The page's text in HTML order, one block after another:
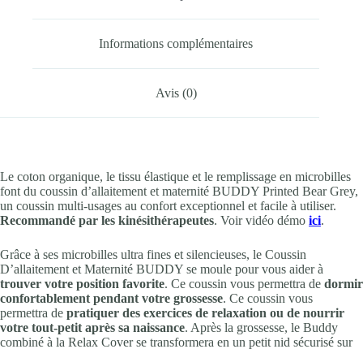
Informations complémentaires
Avis (0)
Le coton organique, le tissu élastique et le remplissage en microbilles
font du coussin d’allaitement et maternité BUDDY Printed Bear Grey,
un coussin multi-usages au confort exceptionnel et facile à utiliser.
Recommandé par les kinésithérapeutes. Voir vidéo démo ici.
Grâce à ses microbilles ultra fines et silencieuses, le Coussin
D’allaitement et Maternité BUDDY se moule pour vous aider à
trouver votre position favorite. Ce coussin vous permettra de dormir
confortablement pendant votre grossesse. Ce coussin vous
permettra de pratiquer des exercices de relaxation ou de nourrir
votre tout-petit après sa naissance. Après la grossesse, le Buddy
combiné à la Relax Cover se transformera en un petit nid sécurisé sur